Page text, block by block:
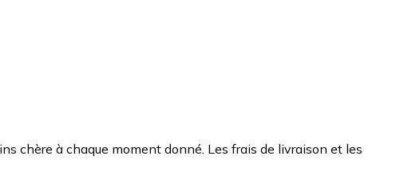
chère à chaque moment donné. Les frais de livraison et les